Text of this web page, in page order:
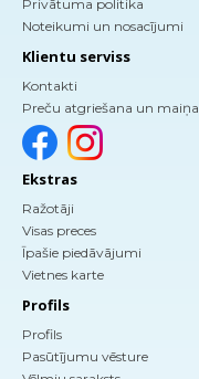
Privātuma politika
Noteikumi un nosacījumi
Klientu serviss
Kontakti
Preču atgriešana un maiņa
Ekstras
Ražotāji
Visas preces
Īpašie piedāvājumi
Vietnes karte
Profils
Profils
Pasūtījumu vēsture